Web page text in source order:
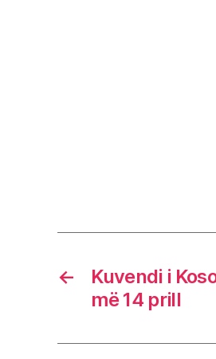
←
Kuvendi i
më 14 prill